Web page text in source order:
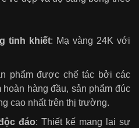
tinh khiết: Mạ vàng 24K với
phẩm được chế tác bởi các
hoàn hàng đầu, sản phẩm đúc
cao nhất trên thị trường.
đáo: Thiết kế mang lại sự